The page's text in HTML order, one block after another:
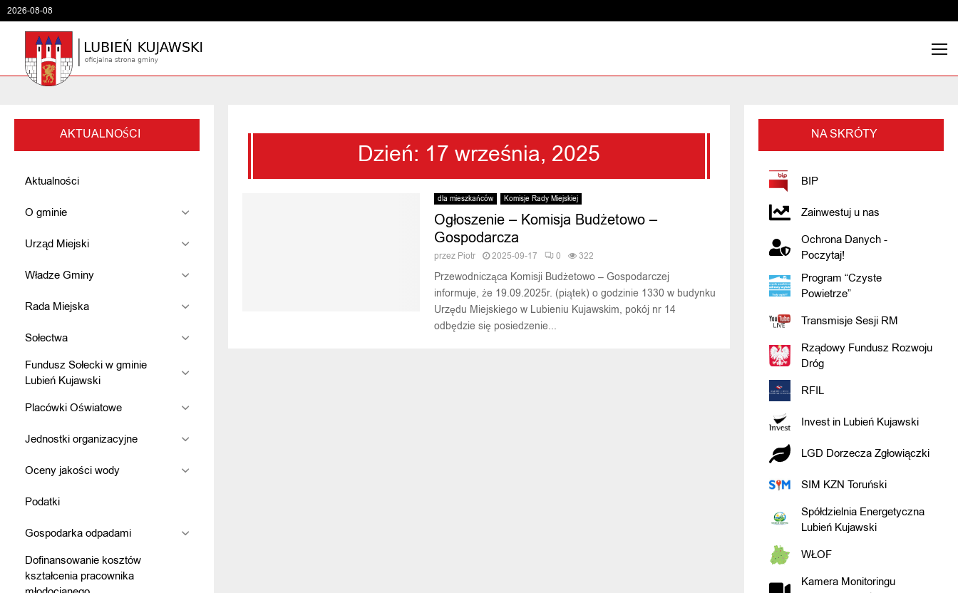
2026-08-08
Dzień: 17 września, 2025
dla mieszkańców Komisje Rady Miejskiej
Ogłoszenie – Komisja Budżetowo –
Gospodarcza
przez Piotr 2025-09-17 0 322
Przewodnicząca Komisji Budżetowo – Gospodarczej
informuje, że 19.09.2025r. (piątek) o godzinie 1330 w budynku
Urzędu Miejskiego w Lubieniu Kujawskim, pokój nr 14
odbędzie się posiedzenie...
AKTUALNOŚCI
Aktualności
O gminie
Urząd Miejski
Władze Gminy
Rada Miejska
Sołectwa
Fundusz Sołecki w gminie
Lubień Kujawski
Placówki Oświatowe
Jednostki organizacyjne
Oceny jakości wody
Podatki
Gospodarka odpadami
Dofinansowanie kosztów
kształcenia pracownika
NA SKRÓTY
BIP
Zainwestuj u nas
Ochrona Danych -
Poczytaj!
Program “Czyste
Powietrze”
Transmisje Sesji RM
Rządowy Fundusz Rozwoju
Dróg
RFIL
Invest in Lubień Kujawski
LGD Dorzecza Zgłowiączki
SIM KZN Toruński
Spółdzielnia Energetyczna
Lubień Kujawski
WŁOF
Kamera Monitoringu